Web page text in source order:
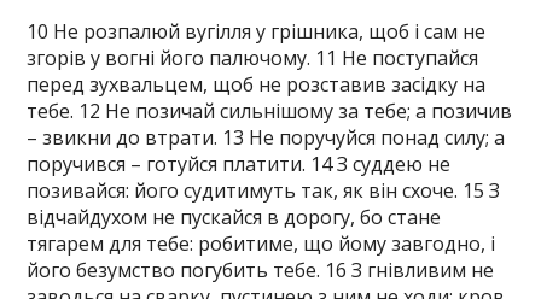
10 Не розпалюй вугілля у грішника, щоб і сам не
згорів у вогні його палючому. 11 Не поступайся
перед зухвальцем, щоб не розставив засідку на
тебе. 12 Не позичай сильнішому за тебе; а позичив
– звикни до втрати. 13 Не поручуйся понад силу; а
поручився – готуйся платити. 14 З суддею не
позивайся: його судитимуть так, як він схоче. 15 З
відчайдухом не пускайся в дорогу, бо стане
тягарем для тебе: робитиме, що йому завгодно, і
його безумство погубить тебе. 16 З гнівливим не